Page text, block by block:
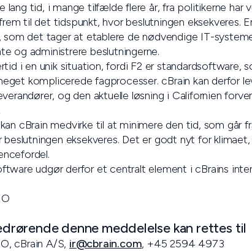
lang tid, i mange tilfælde flere år, fra politikerne har
til det tidspunkt, hvor beslutningen eksekveres.
som det tager at etablere de nødvendige IT-
og administrere beslutningerne.
i en unik situation, fordi F2 er standardsoftware,
komplicerede fagprocesser. cBrain kan derfor
og den aktuelle løsning i Californien
cBrain medvirke til at minimere den tid, som går
eksekveres. Det er godt nyt for
udgør derfor et centralt element i cBrains
denne meddelelse kan rettes til
cBrain A/S, ir@cbrain.com, +45 2594 4973